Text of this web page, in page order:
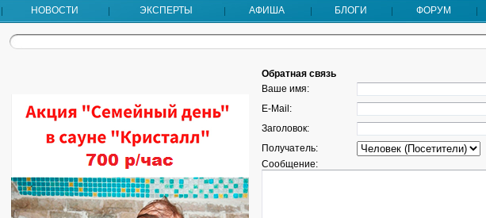
НОВОСТИ ЭКСПЕРТЫ АФИША БЛОГИ ФОРУМ
Обратная связь
Ваше имя:
E-Mail:
Заголовок:
Получатель:
Сообщение: